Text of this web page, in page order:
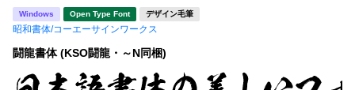
キャンペーン一覧
フォント形式
タイプフェイス
Windows Open Type Font デザイン毛筆
昭和書体/コーエーサインワークス
闘龍書体 (KSO闘龍・～N同梱)